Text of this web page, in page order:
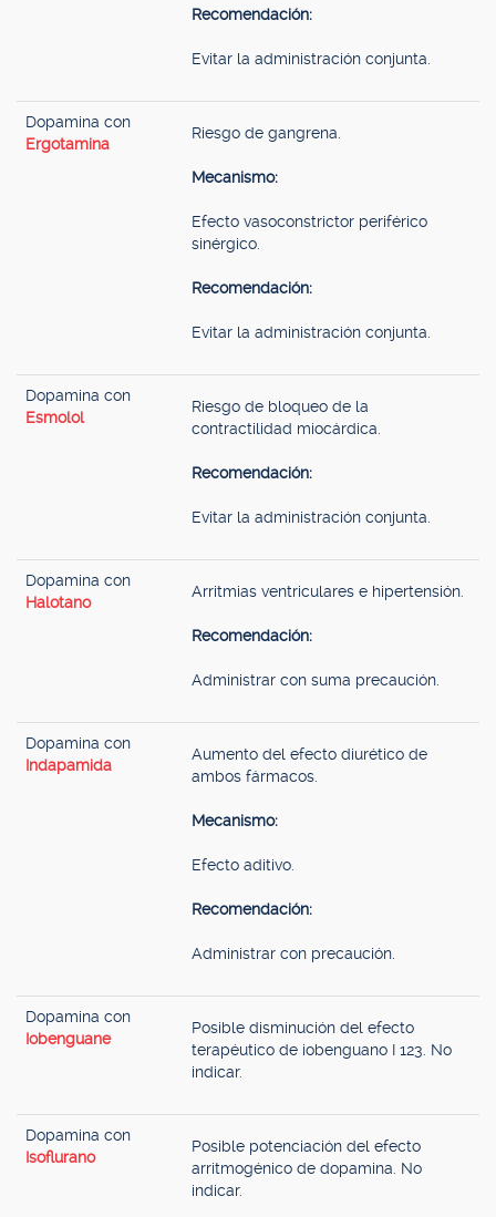
Recomendación:
Evitar la administración conjunta.
Dopamina con
Ergotamina
Riesgo de gangrena.
Mecanismo:
Efecto vasoconstrictor periférico
sinérgico.
Recomendación:
Evitar la administración conjunta.
Dopamina con
Esmolol
Riesgo de bloqueo de la
contractilidad miocárdica.
Recomendación:
Evitar la administración conjunta.
Dopamina con
Halotano
Arritmias ventriculares e hipertensión.
Recomendación:
Administrar con suma precaución.
Dopamina con
Indapamida
Aumento del efecto diurético de
ambos fármacos.
Mecanismo:
Efecto aditivo.
Recomendación:
Administrar con precaución.
Dopamina con
Iobenguane
Posible disminución del efecto
terapéutico de iobenguano I 123. No
indicar.
Dopamina con
Isoflurano
Posible potenciación del efecto
arritmogénico de dopamina. No
indicar.